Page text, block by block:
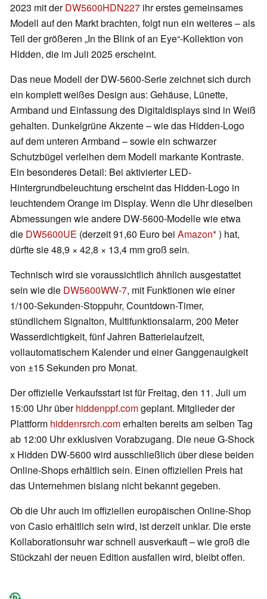
2023 mit derDW5600HDN227 ihr erstes gemeinsames
Modell auf den Markt brachten, folgt nun ein weiteres – als
Teil der größeren „In the Blink of an Eye“-Kollektion von
Hidden, die im Juli 2025 erscheint.
Das neue Modell der DW-5600-Serie zeichnet sich durch
ein komplett weißes Design aus: Gehäuse, Lünette,
Armband und Einfassung des Digitaldisplays sind in Weiß
gehalten. Dunkelgrüne Akzente – wie das Hidden-Logo
auf dem unteren Armband – sowie ein schwarzer
Schutzbügel verleihen dem Modell markante Kontraste.
Ein besonderes Detail: Bei aktivierter LED-
Hintergrundbeleuchtung erscheint das Hidden-Logo in
leuchtendem Orange im Display. Wenn die Uhr dieselben
Abmessungen wie andere DW-5600-Modelle wie etwa
die DW5600UE (derzeit 91,60 Euro bei Amazon ) hat,
dürfte sie 48,9 × 42,8 × 13,4 mm groß sein.
Technisch wird sie voraussichtlich ähnlich ausgestattet
sein wie die DW5600WW-7, mit Funktionen wie einer
1/100-Sekunden-Stoppuhr, Countdown-Timer,
stündlichem Signalton, Multifunktionsalarm, 200 Meter
Wasserdichtigkeit, fünf Jahren Batterielaufzeit,
vollautomatischem Kalender und einer Ganggenauigkeit
von ±15 Sekunden pro Monat.
Der offizielle Verkaufsstart ist für Freitag, den 11. Juli um
15:00 Uhr überhiddenppf.comgeplant. Mitglieder der
Plattform hiddenrsrch.comerhalten bereits am selben Tag
ab 12:00 Uhr exklusiven Vorabzugang. Die neue G-Shock
x Hidden DW-5600 wird ausschließlich über diese beiden
Online-Shops erhältlich sein. Einen offiziellen Preis hat
das Unternehmen bislang nicht bekannt gegeben.
Ob die Uhr auch im offiziellen europäischen Online-Shop
von Casio erhältlich sein wird, ist derzeit unklar. Die erste
Kollaborationsuhr war schnell ausverkauft – wie groß die
Stückzahl der neuen Edition ausfallen wird, bleibt offen.